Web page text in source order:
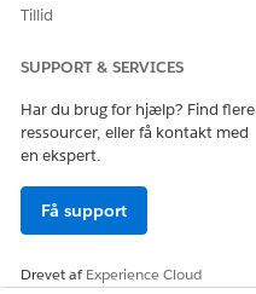
Tillid
SUPPORT & SERVICES
Har du brug for hjælp? Find flere
ressourcer, eller få kontakt med
en ekspert.
Få support
Drevet afExperience Cloud